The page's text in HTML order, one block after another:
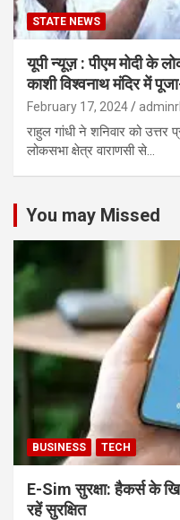
STATE NEWS
यूपी न्यूज़ : पीएम मोदी के
काशी विश्वनाथ मंदिर में
February 17, 2024
राहुल गांधी ने शनिवार को
लोकसभा क्षेत्र वाराणसी से…
You may Missed
BUSINESS TECH
E-Sim सुरक्षा: हैकर्स के
रहें सुरक्षित